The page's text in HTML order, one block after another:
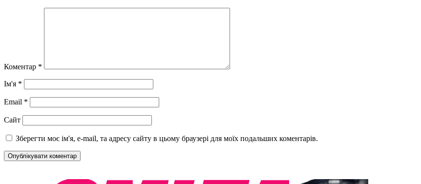
Коментар *
Ім'я *
Email *
Сайт
Зберегти моє ім'я, e-mail, та адресу сайту в цьому браузері для моїх подальших коментарів.